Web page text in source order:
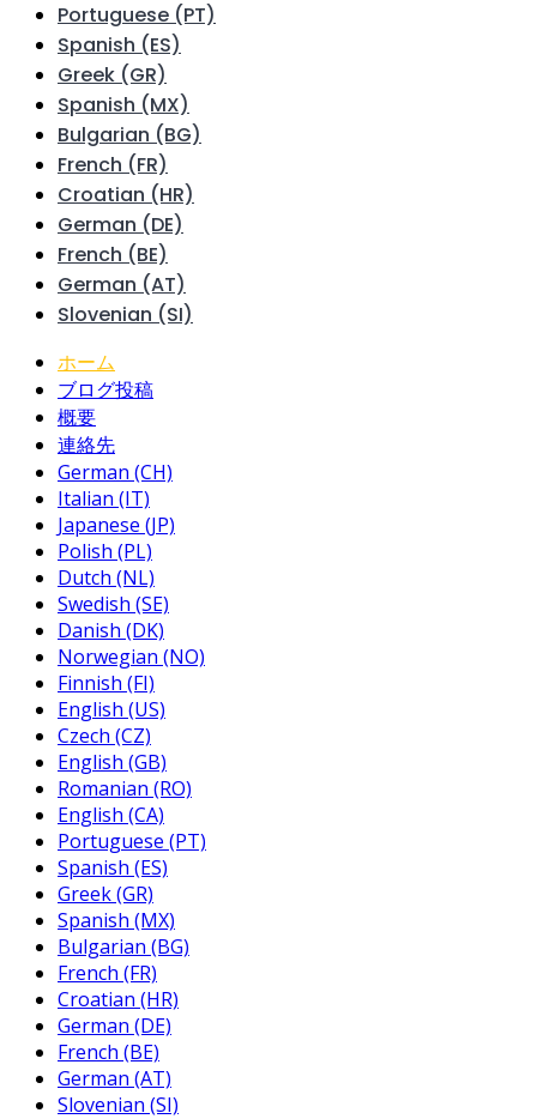
Portuguese (PT)
Spanish (ES)
Greek (GR)
Spanish (MX)
Bulgarian (BG)
French (FR)
Croatian (HR)
German (DE)
French (BE)
German (AT)
Slovenian (SI)
ホーム
ブログ投稿
概要
連絡先
German (CH)
Italian (IT)
Japanese (JP)
Polish (PL)
Dutch (NL)
Swedish (SE)
Danish (DK)
Norwegian (NO)
Finnish (FI)
English (US)
Czech (CZ)
English (GB)
Romanian (RO)
English (CA)
Portuguese (PT)
Spanish (ES)
Greek (GR)
Spanish (MX)
Bulgarian (BG)
French (FR)
Croatian (HR)
German (DE)
French (BE)
German (AT)
Slovenian (SI)